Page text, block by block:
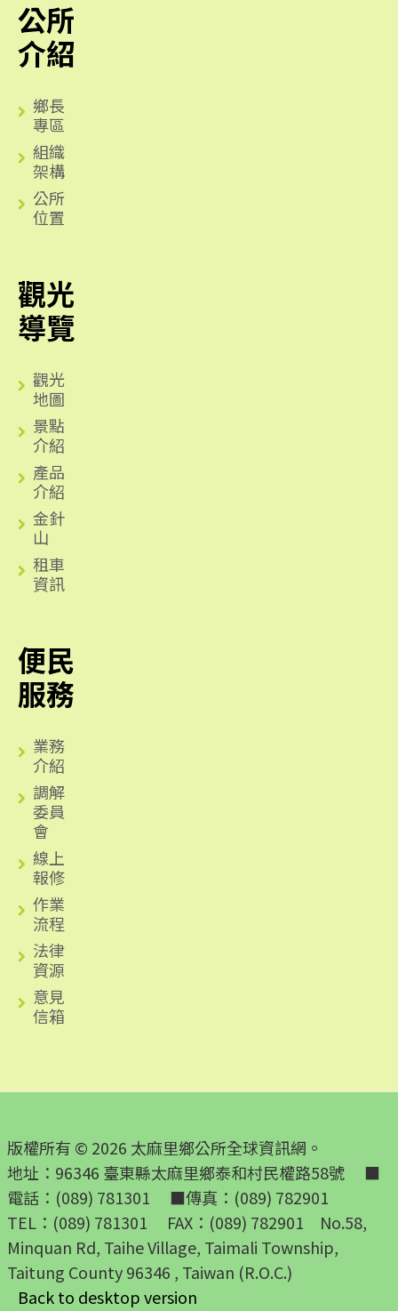
公所
介紹
鄉長
專區
組織
架構
公所
位置
觀光
導覽
觀光
地圖
景點
介紹
產品
介紹
金針
山
租車
資訊
便民
服務
業務
介紹
調解
委員
會
線上
報修
作業
流程
法律
資源
意見
信箱
版權所有 © 2026 太麻里鄉公所全球資訊網。
地址：96346 臺東縣太麻里鄉泰和村民權路58號 ■
電話：(089) 781301 ■傳真：(089) 782901
TEL：(089) 781301 FAX：(089) 782901 No.58,
Minquan Rd, Taihe Village, Taimali Township,
Taitung County 96346 , Taiwan (R.O.C.)
Back to desktop version